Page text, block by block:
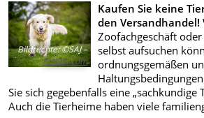
Bildrechte:©SAJ –
Fotolia.com
Kaufen Sie keine
den Versandhandel!
Zoofachgeschäft
selbst aufsuchen
ordnungsgemäßen
Sie sich gegebenfalls eine „sachkundige
Auch die Tierheime haben viele